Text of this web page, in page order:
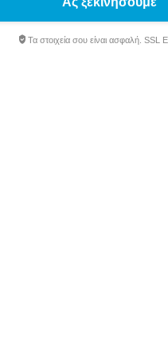
Τα στοιχεία σου είναι ασφαλή. SSL